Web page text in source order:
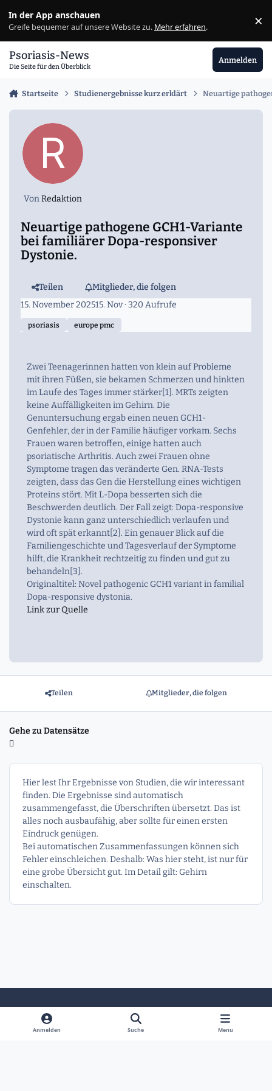
In der App anschauen
Greife bequemer auf unsere Website zu. Mehr erfahren. ×
Psoriasis-News
Die Seite für den Überblick
Anmelden
Startseite Studienergebnisse kurz erklärt Neuartige
VonRedaktion
Neuartige pathogene GCH1-Variante
bei familiärer Dopa-responsiver
Dystonie.
Teilen
Mitglieder, die folgen
15. November 202515. Nov· 320 Aufrufe
psoriasis europe pmc
Zwei Teenagerinnen hatten von klein auf Probleme
mit ihren Füßen, sie bekamen Schmerzen und hinkten
im Laufe des Tages immer stärker[1]. MRTs zeigten
keine Auffälligkeiten im Gehirn. Die
Genuntersuchung ergab einen neuen GCH1-
Genfehler, der in der Familie häufiger vorkam. Sechs
Frauen waren betroffen, einige hatten auch
psoriatische Arthritis. Auch zwei Frauen ohne
Symptome tragen das veränderte Gen. RNA-Tests
zeigten, dass das Gen die Herstellung eines wichtigen
Proteins stört. Mit L-Dopa besserten sich die
Beschwerden deutlich. Der Fall zeigt: Dopa-responsive
Dystonie kann ganz unterschiedlich verlaufen und
wird oft spät erkannt[2]. Ein genauer Blick auf die
Familiengeschichte und Tagesverlauf der Symptome
hilft, die Krankheit rechtzeitig zu finden und gut zu
behandeln[3].
Originaltitel: Novel pathogenic GCH1 variant in familial
Dopa-responsive dystonia.
Link zur Quelle
Teilen Mitglieder, die folgen
Gehe zu Datensätze
Hier lest Ihr Ergebnisse von Studien, die wir interessant
finden. Die Ergebnisse sind automatisch
zusammengefasst, die Überschriften übersetzt. Das ist
alles noch ausbaufähig, aber sollte für einen ersten
Eindruck genügen.
Bei automatischen Zusammenfassungen können sich
Fehler einschleichen. Deshalb: Was hier steht, ist nur für
eine grobe Übersicht gut. Im Detail gilt: Gehirn
einschalten.
Heller ModusDunkler Modus
Systemeinstellung
Anmelden Suche Menu